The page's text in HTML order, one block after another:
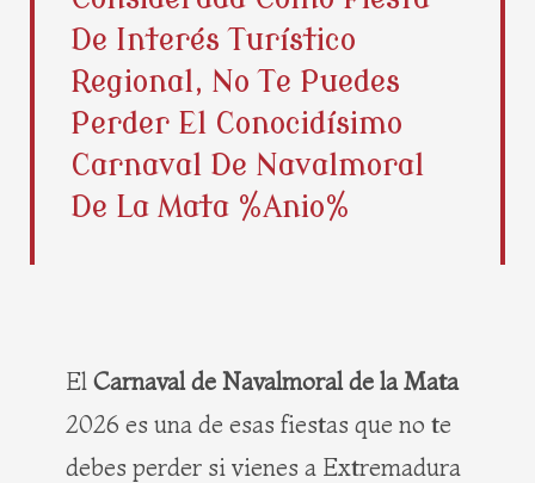
b
o
o
k
i
t
t
e
r
e
r
e
s
t
a
r
m
De Interés Turístico
Regional, No Te Puedes
Perder El Conocidísimo
Carnaval De Navalmoral
De La Mata %anio%
El Carnaval de Navalmoral de la Mata
2026 es una de esas fiestas que no te
debes perder si vienes a Extremadura